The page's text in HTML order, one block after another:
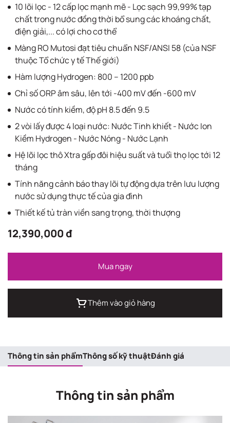
10 lõi lọc - 12 cấp lọc mạnh mẽ - Lọc sạch 99,99% tạp
chất trong nước đồng thời bổ sung các khoáng chất,
điện giải,... có lợi cho cơ thể
Màng RO Mutosi đạt tiêu chuẩn NSF/ANSI 58 (của NSF
thuộc Tổ chức y tế Thế giới)
Hàm lượng Hydrogen: 800 – 1200 ppb
Chỉ số ORP âm sâu, lên tới -400 mV đến -600 mV
Nước có tính kiềm, độ pH 8.5 đến 9.5
2 vòi lấy được 4 loại nước: Nước Tinh khiết - Nước Ion
Kiềm Hydrogen - Nước Nóng - Nước Lạnh
Hệ lõi lọc thô Xtra gấp đôi hiệu suất và tuổi thọ lọc tới 12
tháng
Tính năng cảnh báo thay lõi tự động dựa trên lưu lượng
nước sử dụng thực tế của gia đình
Thiết kế tủ tràn viền sang trọng, thời thượng
12,390,000 đ
Mua ngay
Thêm vào giỏ hàng
Thông tin sản phẩmThông số kỹ thuậtĐánh giá
Thông tin sản phẩm